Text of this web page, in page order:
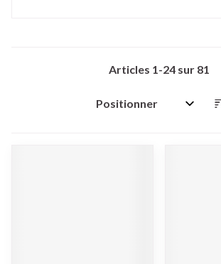
Articles 1-24 sur 81
Trier par: